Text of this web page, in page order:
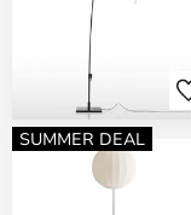
SUMMER DEAL